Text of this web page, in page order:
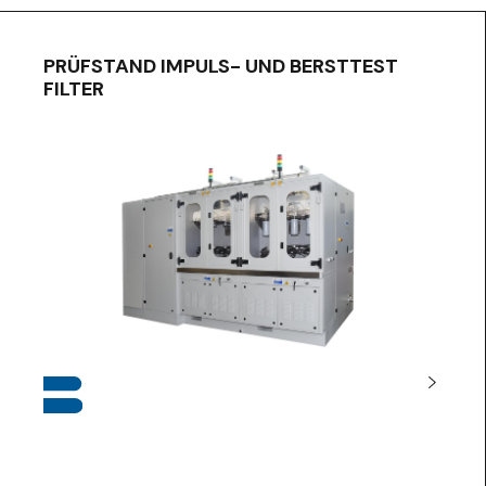
PRÜFSTAND IMPULS- UND BERSTTEST
FILTER